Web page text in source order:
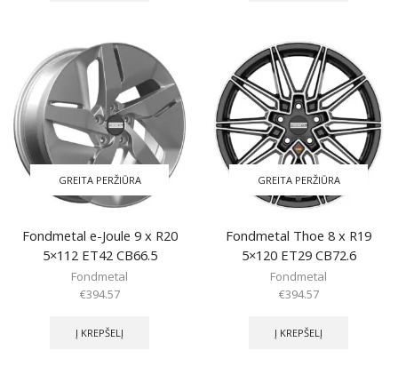
GREITA PERŽIŪRA
Fondmetal e-Joule 9 x R20
5×112 ET42 CB66.5
Fondmetal
€394.57
Į KREPŠELĮ
GREITA PERŽIŪRA
Fondmetal Thoe 8 x R19
5×120 ET29 CB72.6
Fondmetal
€394.57
Į KREPŠELĮ